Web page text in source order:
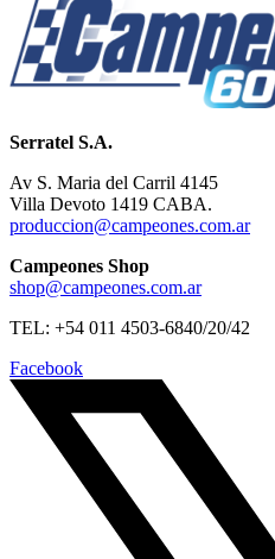
Serratel S.A.
Av S. Maria del Carril 4145
Villa Devoto 1419 CABA.
produccion@campeones.com.ar
Campeones Shop
shop@campeones.com.ar
TEL: +54 011 4503-6840/20/42
Facebook